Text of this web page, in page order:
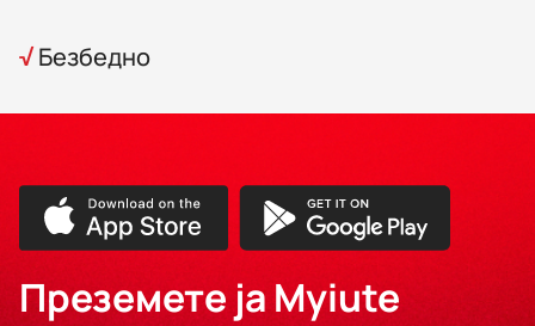
√Безбедно
Преземете ја Myiute